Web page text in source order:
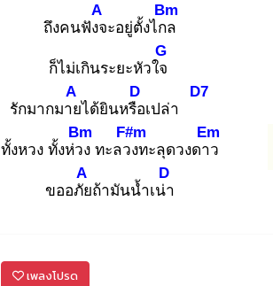
ถึงคนฟังจ
A
ะอยู่ตั้งไกล
Bm
ก็ไม่เกินระยะหัวใจ
G
รักมากมาย
A
ได้ยินหรือ
D
เปล่า
D7
ทั้งหวง ทั้งห่วง
Bm
ทะลวง
F#m
ทะลุดวงดาว
Em
ขออภัย
A
ถ้ามันน้ำเน่า
D
เพลงโปรด